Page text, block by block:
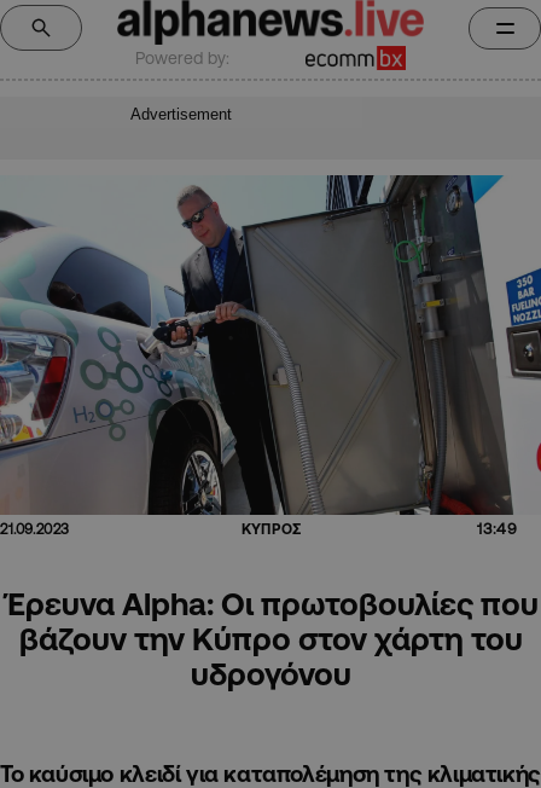
Powered by:
Advertisement
21.09.2023 ΚΥΠΡΟΣ 13:49
Έρευνα Alpha: Οι πρωτοβουλίες που
βάζουν την Κύπρο στον χάρτη του
υδρογόνου
Το καύσιμο κλειδί για καταπολέμηση της κλιματικής